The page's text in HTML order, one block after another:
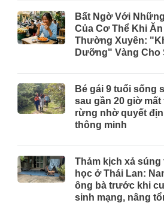
Bất Ngờ Với
Của Cơ Thể Khi
Thường Xuyên:
Dưỡng" Vàng Cho
Bé gái 9 tuổi sống
sau gần 20 giờ
rừng nhờ quyết
thông minh
Thảm kịch xả
học ở Thái Lan:
ông bà trước khi
sinh mạng, nâng